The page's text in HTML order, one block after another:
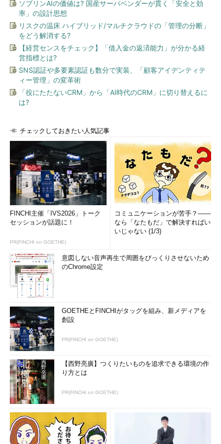
ソブリンAIの価値は? 国産サーバベンダーが貫く「安全と効
率」の設計思想
リスクの温床 ハイブリッド/マルチクラウドの「管理の分断」
をどう解消する?
【経営センスをチェック】「借入金の返済能力」が分かる経
営指標とは?
SNS認証や多要素認証も数分で実装、「顧客アイデンティテ
ィー管理」の変革術
「役にたたないCRM」から「AI時代のCRM」に切り替えるに
は?
チェックしておきたい人気記事
FINCHI主催「IVS2026」トーク
セッションが話題に！
PR(FINCHI on GOETHE)
コミュニケーションが苦手？――
なら「なたもだ」で解決すればい
いじゃない (1/3)
意図しない音声再生で周囲をびっくりさせないため
のChrome設定
GOETHEとFINCHIがタッグを組み、新メディアを
創設
PR(FINCHI on GOETHE)
【西野亮廣】つくりたいものを追求できる環境の作
り方とは
PR(FINCHI on GOETHE)